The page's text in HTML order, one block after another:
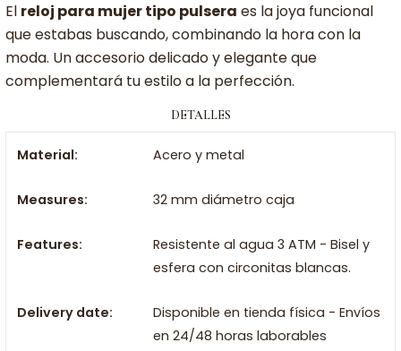
El reloj para mujer tipo pulsera es la joya funcional
que estabas buscando, combinando la hora con la
moda. Un accesorio delicado y elegante que
complementará tu estilo a la perfección.
DETALLES
Material: Acero y metal
Measures: 32 mm diámetro caja
Features:
Resistente al agua 3 ATM - Bisel y
esfera con circonitas blancas.
Delivery date:
Disponible en tienda física - Envíos
en 24/48 horas laborables